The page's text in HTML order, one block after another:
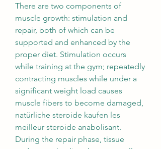
There are two components of
muscle growth: stimulation and
repair, both of which can be
supported and enhanced by the
proper diet. Stimulation occurs
while training at the gym; repeatedly
contracting muscles while under a
significant weight load causes
muscle fibers to become damaged,
natürliche steroide kaufen les
meilleur steroide anabolisant.
During the repair phase, tissue